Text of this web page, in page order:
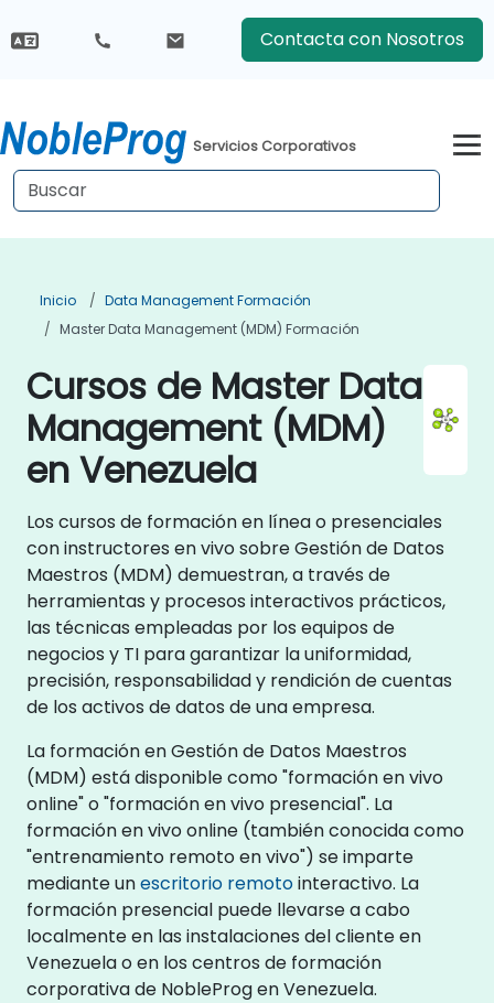
Contacta con Nosotros
Servicios Corporativos
Inicio
Data Management Formación
Master Data Management (MDM) Formación
Cursos de Master Data
Management (MDM)
en Venezuela
Los cursos de formación en línea o presenciales
con instructores en vivo sobre Gestión de Datos
Maestros (MDM) demuestran, a través de
herramientas y procesos interactivos prácticos,
las técnicas empleadas por los equipos de
negocios y TI para garantizar la uniformidad,
precisión, responsabilidad y rendición de cuentas
de los activos de datos de una empresa.
La formación en Gestión de Datos Maestros
(MDM) está disponible como "formación en vivo
online" o "formación en vivo presencial". La
formación en vivo online (también conocida como
"entrenamiento remoto en vivo") se imparte
mediante unescritorio remotointeractivo. La
formación presencial puede llevarse a cabo
localmente en las instalaciones del cliente en
Venezuela o en los centros de formación
corporativa de NobleProg en Venezuela.